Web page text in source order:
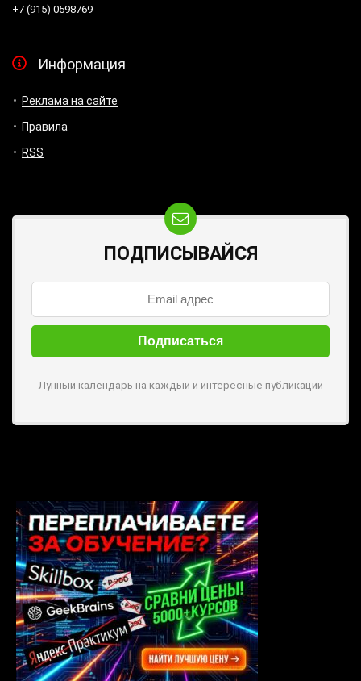
+7 (915) 0598769
Информация
Реклама на сайте
Правила
RSS
ПОДПИСЫВАЙСЯ
Лунный календарь на каждый и интересные публикации